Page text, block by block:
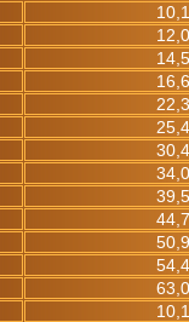
10,1
12,0
14,5
16,6
22,3
25,4
30,4
34,0
39,5
44,7
50,9
54,4
63,0
10,1